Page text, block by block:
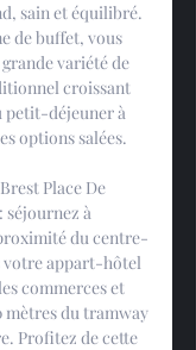
sain et équilibré.
de buffet, vous
variété de
croissant
petit-déjeuner à
options salées.
Place De
séjournez à
du centre-
votre appart-hôtel
commerces et
mètres du tramway
Profitez de cette